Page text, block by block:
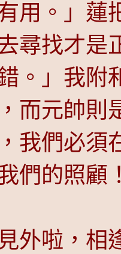
用。」
尋找才是
。」我
而元帥則
我們必
們的照顧
外啦，